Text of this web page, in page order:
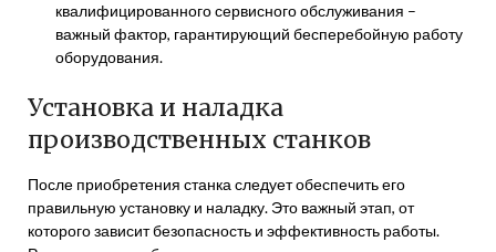
квалифицированного сервисного обслуживания –
важный фактор, гарантирующий бесперебойную работу
оборудования.
Установка и наладка
производственных станков
После приобретения станка следует обеспечить его
правильную установку и наладку. Это важный этап, от
которого зависит безопасность и эффективность работы.